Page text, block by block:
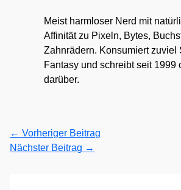
Meist harmloser Nerd mit
Affinität zu Pixeln, Bytes,
Zahnrädern. Konsumiert zuviel
Fantasy und schreibt seit 1999
darüber.
← Vorheriger Beitrag
Nächster Beitrag →